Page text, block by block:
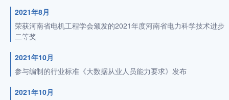
2021年8月
荣获河南省电机工程学会颁发的2021年度河南省电力科学技术进步
二等奖
2021年10月
参与编制的行业标准《大数据从业人员能力要求》发布
2021年10月